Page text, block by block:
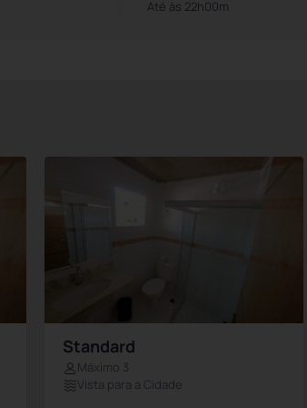
Até às 22h00m
Standard
Máximo 3
Vista para a Cidade